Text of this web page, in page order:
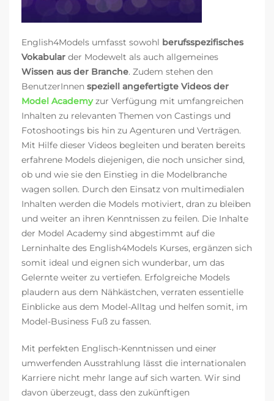
English4Models umfasst sowohl berufsspezifisches
Vokabular der Modewelt als auch allgemeines
Wissen aus der Branche. Zudem stehen den
BenutzerInnen speziell angefertigte Videos der
Model Academyzur Verfügung mit umfangreichen
Inhalten zu relevanten Themen von Castings und
Fotoshootings bis hin zu Agenturen und Verträgen.
Mit Hilfe dieser Videos begleiten und beraten bereits
erfahrene Models diejenigen, die noch unsicher sind,
ob und wie sie den Einstieg in die Modelbranche
wagen sollen. Durch den Einsatz von multimedialen
Inhalten werden die Models motiviert, dran zu bleiben
und weiter an ihren Kenntnissen zu feilen. Die Inhalte
der Model Academy sind abgestimmt auf die
Lerninhalte des English4Models Kurses, ergänzen sich
somit ideal und eignen sich wunderbar, um das
Gelernte weiter zu vertiefen. Erfolgreiche Models
plaudern aus dem Nähkästchen, verraten essentielle
Einblicke aus dem Model-Alltag und helfen somit, im
Model-Business Fuß zu fassen.
Mit perfekten Englisch-Kenntnissen und einer
umwerfenden Ausstrahlung lässt die internationalen
Karriere nicht mehr lange auf sich warten. Wir sind
davon überzeugt, dass den zukünftigen